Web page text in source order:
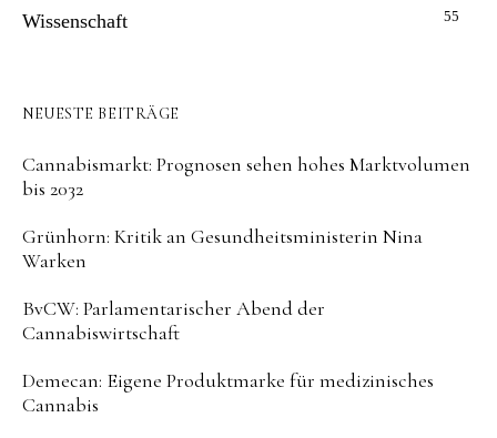
Wissenschaft 55
NEUESTE BEITRÄGE
Cannabismarkt: Prognosen sehen hohes Marktvolumen
bis 2032
Grünhorn: Kritik an Gesundheitsministerin Nina
Warken
BvCW: Parlamentarischer Abend der
Cannabiswirtschaft
Demecan: Eigene Produktmarke für medizinisches
Cannabis